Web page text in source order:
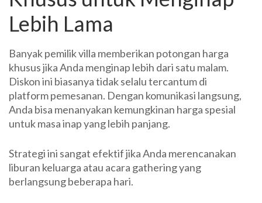
Lebih Lama
Banyak pemilik villa memberikan potongan harga
khusus jika Anda menginap lebih dari satu malam.
Diskon ini biasanya tidak selalu tercantum di
platform pemesanan. Dengan komunikasi langsung,
Anda bisa menanyakan kemungkinan harga spesial
untuk masa inap yang lebih panjang.
Strategi ini sangat efektif jika Anda merencanakan
liburan keluarga atau acara gathering yang
berlangsung beberapa hari.